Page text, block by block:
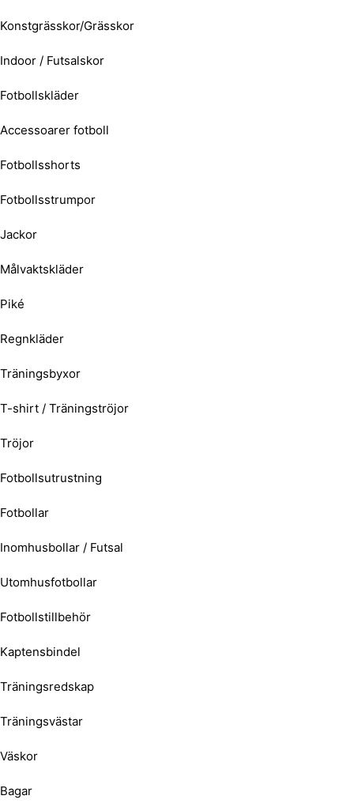
Konstgrässkor/Grässkor
Indoor / Futsalskor
Fotbollskläder
Accessoarer fotboll
Fotbollsshorts
Fotbollsstrumpor
Jackor
Målvaktskläder
Piké
Regnkläder
Träningsbyxor
T-shirt / Träningströjor
Tröjor
Fotbollsutrustning
Fotbollar
Inomhusbollar / Futsal
Utomhusfotbollar
Fotbollstillbehör
Kaptensbindel
Träningsredskap
Träningsvästar
Väskor
Bagar